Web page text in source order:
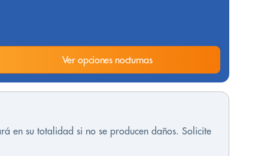
Ver opciones nocturnas
en su totalidad si no se producen daños. Solicite